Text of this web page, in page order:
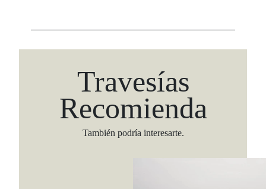
Travesías
Recomienda
También podría interesarte.